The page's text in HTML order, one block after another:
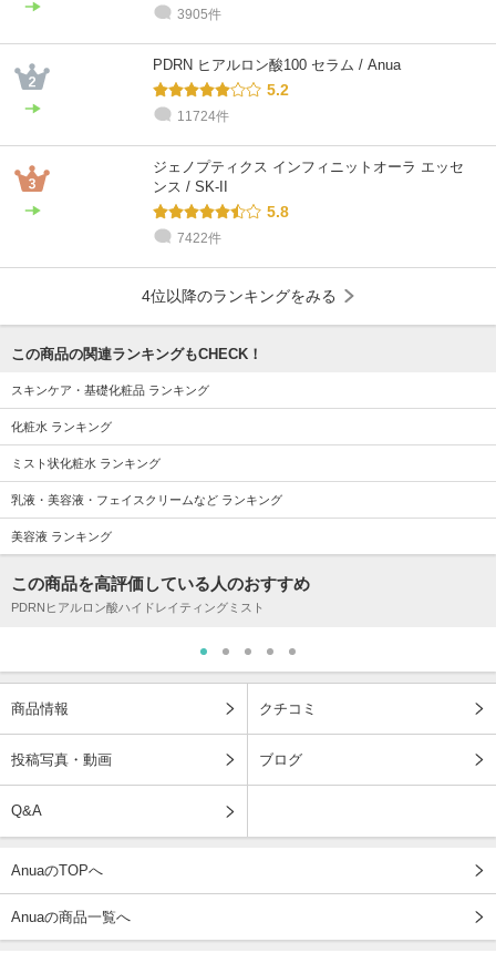
3905件
PDRN ヒアルロン酸100 セラム / Anua
5.2
11724件
ジェノプティクス インフィニットオーラ エッセ
ンス / SK-II
5.8
7422件
4位以降のランキングをみる
この商品の関連ランキングもCHECK！
スキンケア・基礎化粧品 ランキング
化粧水 ランキング
ミスト状化粧水 ランキング
乳液・美容液・フェイスクリームなど ランキング
美容液 ランキング
この商品を高評価している人のおすすめ
PDRNヒアルロン酸ハイドレイティングミスト
商品情報 クチコミ
投稿写真・動画 ブログ
Q&A
AnuaのTOPへ
Anuaの商品一覧へ